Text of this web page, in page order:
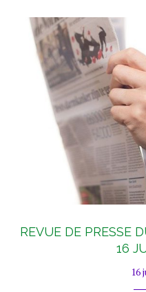
REVUE DE PRESSE
16
16